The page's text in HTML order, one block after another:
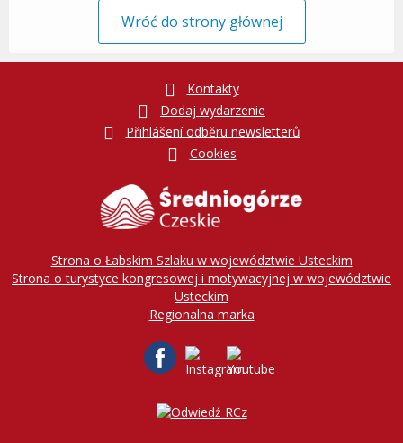
Wróć do strony głównej
Kontakty
Dodaj wydarzenie
Přihlášení odběru newsletterů
Cookies
Strona o Łabskim Szlaku w województwie Usteckim
Strona o turystyce kongresowej i motywacyjnej w województwie
Usteckim
Regionalna marka